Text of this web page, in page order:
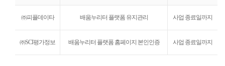
㈜피플데이타 배움누리터 플랫폼 유지관리 사업 종료일까지
㈜SCI평가정보 배움누리터 플랫폼 홈페이지 본인인증 사업 종료일까지